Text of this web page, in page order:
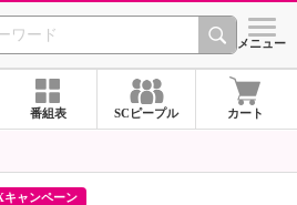
CHANNEL シメニュー
番組表 SCピープル カート
キャンペーン